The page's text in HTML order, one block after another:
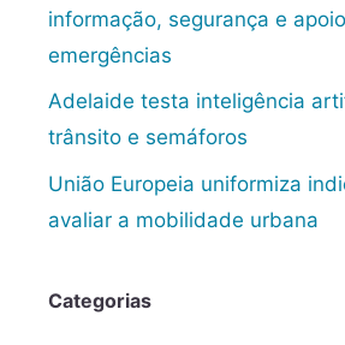
informação, segurança e
emergências
Adelaide testa inteligência
trânsito e semáforos
União Europeia uniformiza
avaliar a mobilidade urbana
Categorias